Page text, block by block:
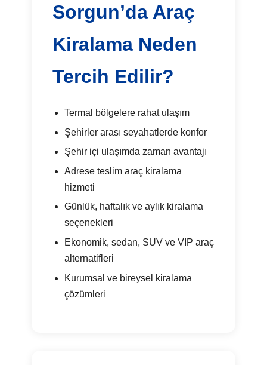
Sorgun’da Araç
Kiralama Neden
Tercih Edilir?
Termal bölgelere rahat ulaşım
Şehirler arası seyahatlerde konfor
Şehir içi ulaşımda zaman avantajı
Adrese teslim araç kiralama
hizmeti
Günlük, haftalık ve aylık kiralama
seçenekleri
Ekonomik, sedan, SUV ve VIP araç
alternatifleri
Kurumsal ve bireysel kiralama
çözümleri